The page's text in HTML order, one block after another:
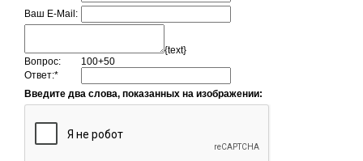
Ваш E-Mail:
{text}
Вопрос:
100+50
Ответ:*
Введите два слова, показанных на изображении: